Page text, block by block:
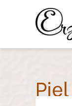
contenido